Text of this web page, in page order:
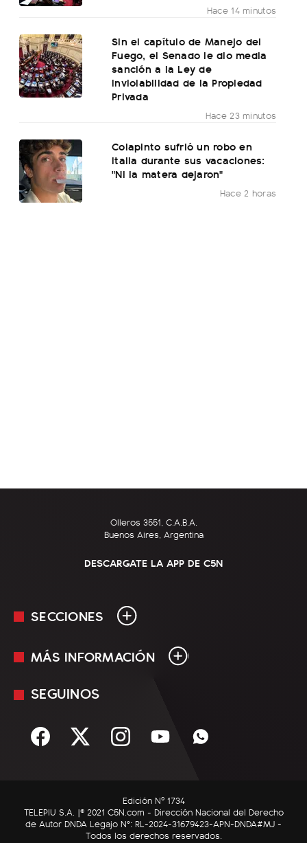
Hace 14 minutos
Sin el capítulo de Manejo del
Fuego, el Senado le dio media
sanción a la Ley de
Inviolabilidad de la Propiedad
Privada
Hace 23 minutos
Colapinto sufrió un robo en
Italia durante sus vacaciones:
"Ni la matera dejaron"
Hace 2 horas
Olleros 3551, C.A.B.A.
Buenos Aires, Argentina
DESCARGATE LA APP DE C5N
SECCIONES
En Vivo
Sociedad
C5N Autos
RatingCero
MÁS INFORMACIÓN
Mediakit
Términos y condiciones
SEGUINOS
Edición Nº 1734
TELEPIU S.A. |© 2021 C5N.com - Dirección Nacional del Derecho
de Autor DNDA Legajo N°: RL-2024-31679423-APN-DNDA#MJ -
Todos los derechos reservados.